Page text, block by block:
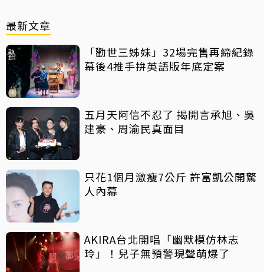
最新文章
「勸世三姊妹」32場完售再締紀錄
幕後4推手拚英語版年底定案
五月天阿信不忍了 揭開言承旭、吳
建豪、周渝民真面目
只花1個月激瘦7公斤 許富凱公開驚
人內幕
AKIRA台北開唱「幽默模仿林志
玲」！兒子無預警現聲萌爆了